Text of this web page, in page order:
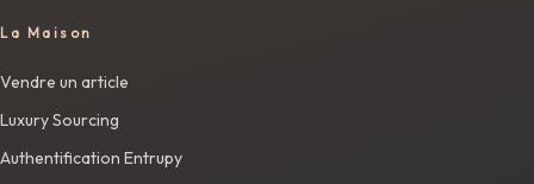
La Maison
Vendre un article
Luxury Sourcing
Authentification Entrupy